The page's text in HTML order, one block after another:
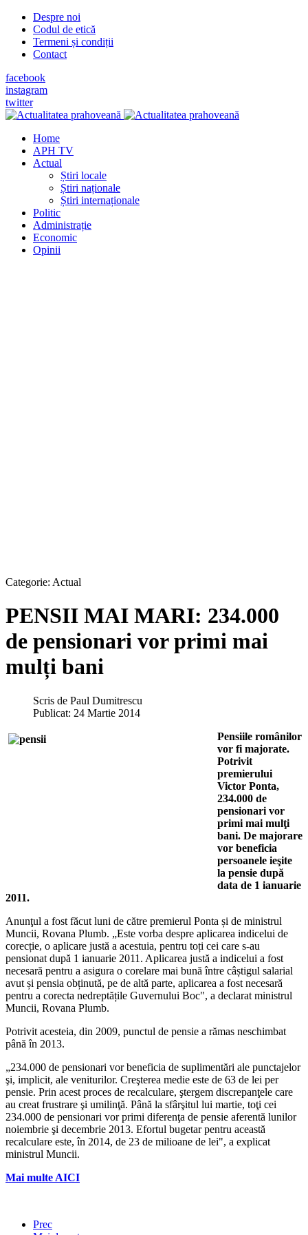
Despre noi
Codul de etică
Termeni și condiții
Contact
facebook
instagram
twitter
Home
APH TV
Actual
Știri locale
Știri naționale
Știri internaționale
Politic
Administrație
Economic
Opinii
Categorie: Actual
PENSII MAI MARI: 234.000
de pensionari vor primi mai
mulți bani
Scris de Paul Dumitrescu
Publicat: 24 Martie 2014
Pensiile românilor
vor fi majorate.
Potrivit
premierului
Victor Ponta,
234.000 de
pensionari vor
primi mai mulţi
bani. De majorare
vor beneficia
persoanele ieşite
la pensie după
data de 1 ianuarie
2011.
Anunţul a fost făcut luni de către premierul Ponta și de ministrul
Muncii, Rovana Plumb. „Este vorba despre aplicarea indicelui de
corecție, o aplicare justă a acestuia, pentru toți cei care s-au
pensionat după 1 ianuarie 2011. Aplicarea justă a indicelui a fost
necesară pentru a asigura o corelare mai bună între câștigul salarial
avut și pensia obținută, pe de altă parte, aplicarea a fost necesară
pentru a corecta nedreptățile Guvernului Boc", a declarat ministrul
Muncii, Rovana Plumb.
Potrivit acesteia, din 2009, punctul de pensie a rămas neschimbat
până în 2013.
„234.000 de pensionari vor beneficia de suplimentări ale punctajelor
şi, implicit, ale veniturilor. Creşterea medie este de 63 de lei per
pensie. Prin acest proces de recalculare, ştergem discrepanţele care
au creat frustrare şi umilinţă. Până la sfârşitul lui martie, toţi cei
234.000 de pensionari vor primi diferenţa de pensie aferentă lunilor
noiembrie şi decembrie 2013. Efortul bugetar pentru această
recalculare este, în 2014, de 23 de milioane de lei", a explicat
ministrul Muncii.
Mai multe AICI
Prec